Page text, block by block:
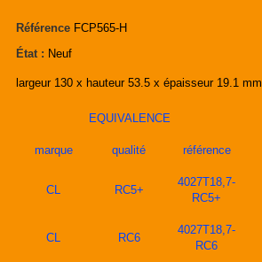
Référence FCP565-H
État : Neuf
largeur 130 x hauteur 53.5 x épaisseur 19.1 mm
EQUIVALENCE
marque qualité référence
CL RC5+
4027T18,7-
RC5+
CL RC6
4027T18,7-
RC6